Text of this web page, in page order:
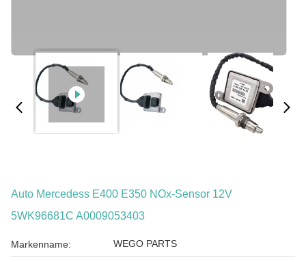
Auto Mercedess E400 E350 NOx-Sensor 12V
5WK96681C A0009053403
Markenname: WEGO PARTS